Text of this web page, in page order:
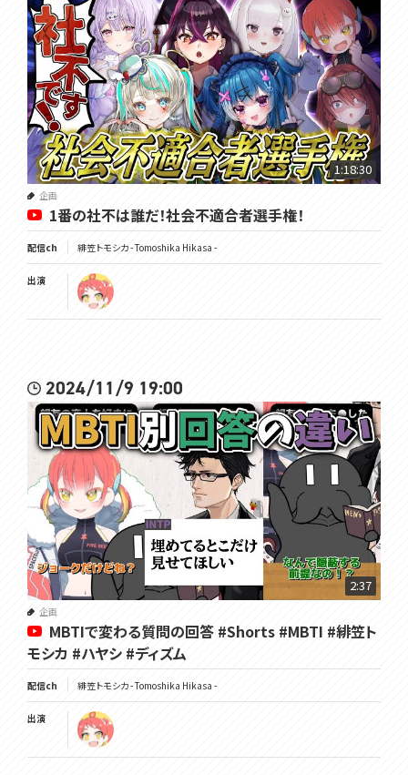
1:18:30
企画
1番の社不は誰だ！社会不適合者選手権！
配信ch 緋笠トモシカ - Tomoshika Hikasa -
出演
2024/11/9 19:00
2:37
企画
MBTIで変わる質問の回答 #Shorts #MBTI #緋笠ト
モシカ #ハヤシ #ディズム
配信ch 緋笠トモシカ - Tomoshika Hikasa -
出演